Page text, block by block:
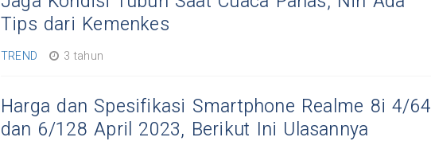
Tips dari Kemenkes
TREND 3 tahun
Harga dan Spesifikasi Smartphone Realme 8i 4/64
dan 6/128 April 2023, Berikut Ini Ulasannya